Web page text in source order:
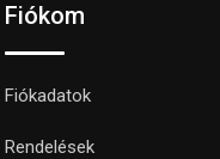
Fiókom
Fiókadatok
Rendelések